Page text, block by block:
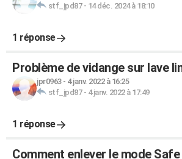
stf_jpd87- 14 déc. 2024 à 18:10
1 réponse
Problème de vidange sur lave
jpr0963- 4 janv. 2022 à 16:25
stf_jpd87- 4 janv. 2022 à 17:49
1 réponse
Comment enlever le mode